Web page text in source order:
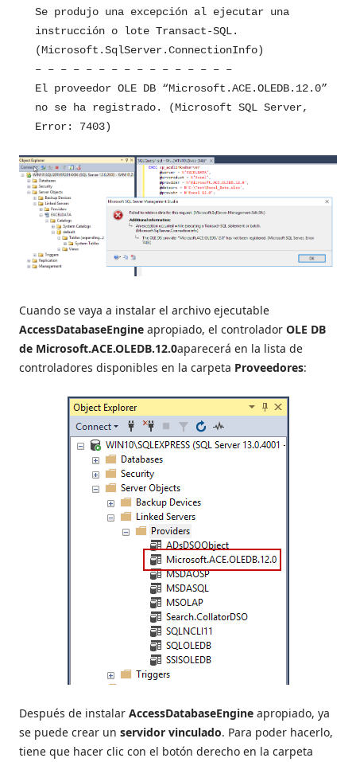
Se produjo una excepción al ejecutar una
instrucción o lote Transact-SQL.
(Microsoft.SqlServer.ConnectionInfo)
– – – – – – – – – – – – – – – –
El proveedor OLE DB “Microsoft.ACE.OLEDB.12.0”
no se ha registrado. (Microsoft SQL Server,
Error: 7403)
Cuando se vaya a instalar el archivo ejecutable
AccessDatabaseEngine apropiado, el controlador OLE DB
de Microsoft.ACE.OLEDB.12.0aparecerá en la lista de
controladores disponibles en la carpeta Proveedores:
Después de instalar AccessDatabaseEngine apropiado, ya
se puede crear un servidor vinculado. Para poder hacerlo,
tiene que hacer clic con el botón derecho en la carpeta